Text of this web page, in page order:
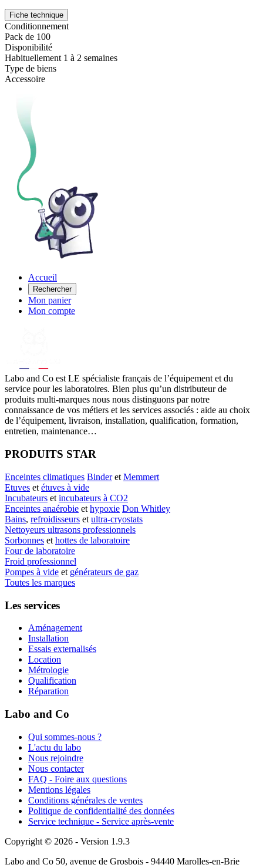
Fiche technique
Conditionnement
Pack de 100
Disponibilité
Habituellement 1 à 2 semaines
Type de biens
Accessoire
Accueil
Rechercher
Mon panier
Mon compte
Labo and Co est LE spécialiste français de l’équipement et du
service pour les laboratoires. Bien plus qu’un distributeur de
produits multi-marques nous nous distinguons par notre
connaissance de vos métiers et les services associés : aide au choix
de l’équipement, livraison, installation, qualification, formation,
entretien, maintenance…
PRODUITS STAR
Enceintes climatiques Binderet Memmert
Etuves et étuves à vide
Incubateurs et incubateurs à CO2
Enceintes anaérobie et hypoxie Don Whitley
Bains, refroidisseurs et ultra-cryostats
Nettoyeurs ultrasons professionnels
Sorbonnes et hottes de laboratoire
Four de laboratoire
Froid professionnel
Pompes à vide et générateurs de gaz
Toutes les marques
Les services
Aménagement
Installation
Essais externalisés
Location
Métrologie
Qualification
Réparation
Labo and Co
Qui sommes-nous ?
L'actu du labo
Nous rejoindre
Nous contacter
FAQ - Foire aux questions
Mentions légales
Conditions générales de ventes
Politique de confidentialité des données
Service technique - Service après-vente
Copyright © 2026 - Version 1.9.3
Labo and Co 50, avenue de Grosbois - 94440 Marolles-en-Brie